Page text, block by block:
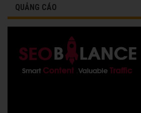
QUẢNG CÁO